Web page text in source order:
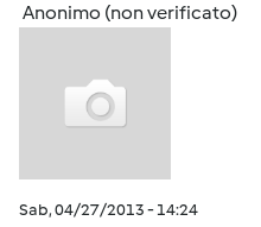
Anonimo (non verificato)
Sab, 04/27/2013 - 14:24